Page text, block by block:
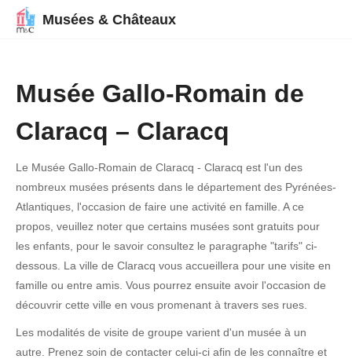
Musées & Châteaux
Musée Gallo-Romain de
Claracq – Claracq
Le Musée Gallo-Romain de Claracq - Claracq est l'un des
nombreux musées présents dans le département des Pyrénées-
Atlantiques, l'occasion de faire une activité en famille. A ce
propos, veuillez noter que certains musées sont gratuits pour
les enfants, pour le savoir consultez le paragraphe "tarifs" ci-
dessous. La ville de Claracq vous accueillera pour une visite en
famille ou entre amis. Vous pourrez ensuite avoir l'occasion de
découvrir cette ville en vous promenant à travers ses rues.
Les modalités de visite de groupe varient d'un musée à un
autre. Prenez soin de contacter celui-ci afin de les connaître et